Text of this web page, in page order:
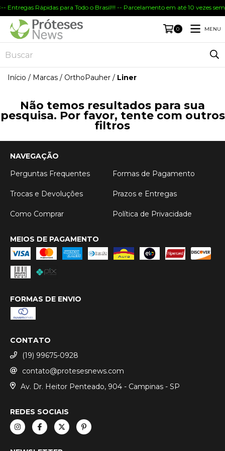
Entregas Rápidas para Todo o Brasil!!! -- Parcelamento em até 10 vezes
0 MENU
Início / Marcas / OrthoPauher / Liner
Não temos resultados para sua
pesquisa. Por favor, tente com outros
filtros
NAVEGAÇÃO
Perguntas Frequentes
Formas de Pagamento
Trocas e Devoluções Prazos e Entregas
Como Comprar Política de Privacidade
MEIOS DE PAGAMENTO
FORMAS DE ENVIO
CONTATO
(19) 99675-0928
contato@protesesnews.com
Av. Dr. Heitor Penteado, 904 - Campinas - SP
REDES SOCIAIS